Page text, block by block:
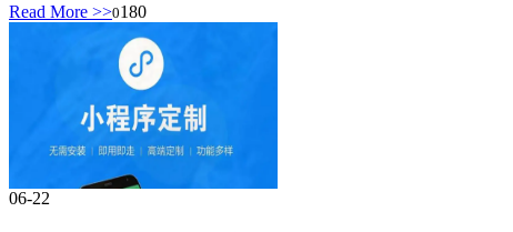
Read More >>0180
06-22